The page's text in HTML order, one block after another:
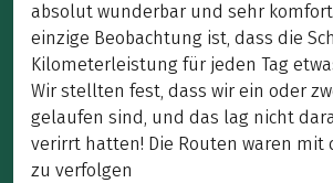
absolut wunderbar und sehr
einzige Beobachtung ist, dass die
Kilometerleistung für jeden Tag
Wir stellten fest, dass wir ein oder
gelaufen sind, und das lag nicht
verirrt hatten! Die Routen waren mit
zu verfolgen